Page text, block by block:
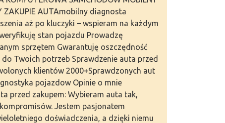
ZAKUPIE AUTAmobilny diagnosta
aż po kluczyki – wspieram na każdym
stan pojazdu Prowadzę
sprzętem Gwarantuję oszczędność
Twoich potrzeb Sprawdzenie auta przed
klientów 2000+Sprawdzonych aut
pojazdow Opinie o mnie
przed zakupem: Wybieram auta tak,
Jestem pasjonatem
doświadczenia, a dzięki niemu